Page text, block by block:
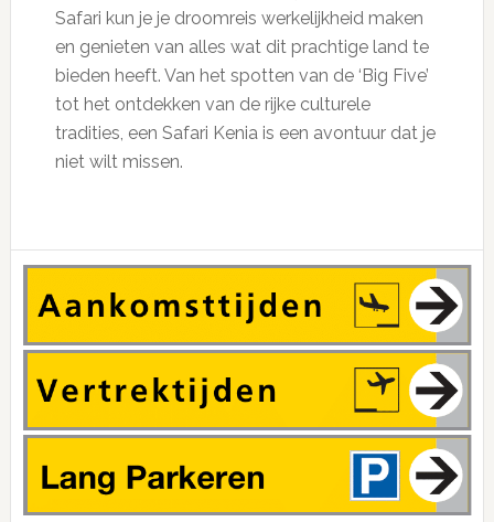
Safari kun je je droomreis werkelijkheid maken
en genieten van alles wat dit prachtige land te
bieden heeft. Van het spotten van de ‘Big Five’
tot het ontdekken van de rijke culturele
tradities, een Safari Kenia is een avontuur dat je
niet wilt missen.